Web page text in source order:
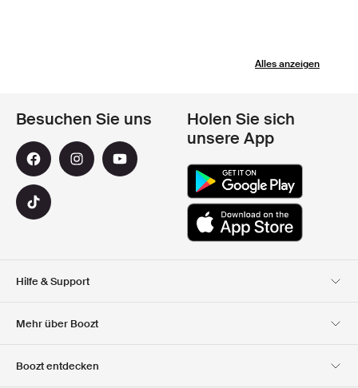
Alles anzeigen
Hilfe & Support
Mehr über Boozt
Boozt entdecken
Besuchen Sie uns
Holen Sie sich
unsere App